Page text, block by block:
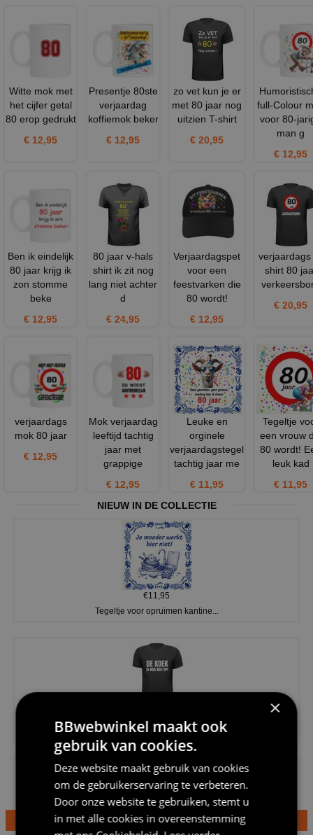
Witte mok met
het cijfer getal
80 erop gedrukt
€ 12,95
Presentje 80ste
verjaardag
koffiemok beker
€ 12,95
zo vet kun je er
met 80 jaar nog
uitzien T-shirt
€ 20,95
full-Colour
voor 80-
man g
€ 12,95
Ben ik eindelijk
80 jaar krijg ik
zon stomme
beke
€ 12,95
80 jaar v-hals
shirt ik zit nog
lang niet achter
d
€ 24,95
Verjaardagspet
voor een
feestvarken die
80 wordt!
€ 12,95
verjaardags
shirt 80
€ 20,95
verjaardags
mok 80 jaar
€ 12,95
Mok verjaardag
leeftijd tachtig
jaar met
grappige
€ 12,95
Leuke en
orginele
verjaardagstegel
tachtig jaar me
€ 11,95
Tegeltje
een vrouw
80 wordt!
leuk kad
€ 11,95
NIEUW IN DE COLLECTIE
€11,95
Tegeltje voor opruimen kantine...
Shirtje de koek is nog niet op...
×
BBwebwinkel maakt ook
gebruik van cookies.
Deze website maakt gebruik van cookies
om de gebruikerservaring te verbeteren.
Door onze website te gebruiken, stemt u
in met alle cookies in overeenstemming